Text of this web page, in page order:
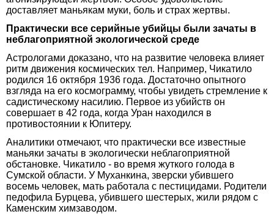
доставляет маньякам муки, боль и страх жертвы.
Практически все серийные убийцы были зачаты в
неблагоприятной экологичеcкой среде
Астрологами доказано, что на развитие человека влияет
ритм движения космических тел. Например, Чикатило
родился 16 октября 1936 года. Достаточно опытного
взгляда на его космограмму, чтобы увидеть стремление к
садистическому насилию. Первое из убийств он
совершает в 42 года, когда Уран находился в
противостоянии к Юпитеру.
Аналитики отмечают, что практически все известные
маньяки зачаты в экологически неблагоприятной
обстановке. Чикатило - во время жуткого голода в
Сумской области. У Муханкина, зверски убившего
восемь человек, мать работала с пестицидами. Родители
педофила Бурцева, убившего шестерых, жили рядом с
Каменским химзаводом.